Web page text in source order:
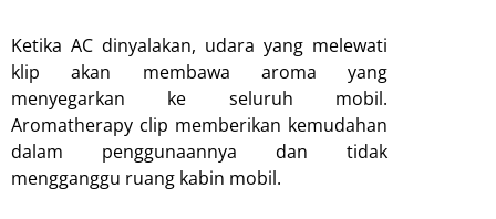
Ketika AC dinyalakan, udara yang melewati
klip akan membawa aroma yang
menyegarkan ke seluruh mobil.
Aromatherapy clip memberikan kemudahan
dalam penggunaannya dan tidak
mengganggu ruang kabin mobil.